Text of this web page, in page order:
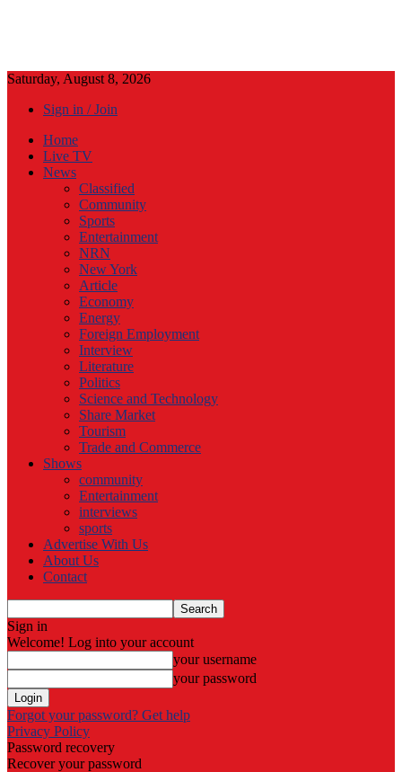
Saturday, August 8, 2026
Sign in / Join
Home
Live TV
News
Classified
Community
Sports
Entertainment
NRN
New York
Article
Economy
Energy
Foreign Employment
Interview
Literature
Politics
Science and Technology
Share Market
Tourism
Trade and Commerce
Shows
community
Entertainment
interviews
sports
Advertise With Us
About Us
Contact
Sign in
Welcome! Log into your account
your username
your password
Forgot your password? Get help
Privacy Policy
Password recovery
Recover your password